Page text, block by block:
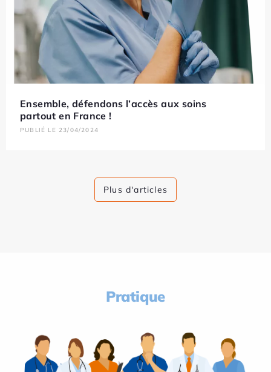
Ensemble, défendons l’accès aux soins
partout en France !
PUBLIÉ LE 23/04/2024
Plus d'articles
Pratique